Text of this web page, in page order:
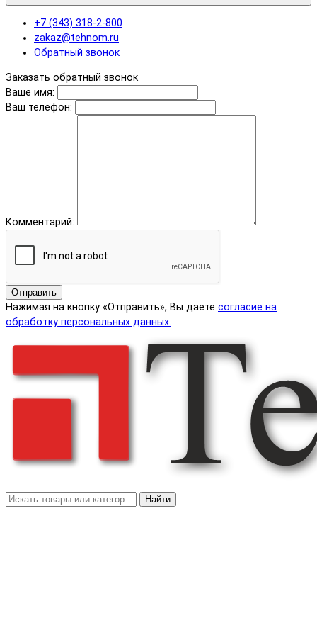
+7 (343) 318-2-800
zakaz@tehnom.ru
Обратный звонок
Заказать обратный звонок
Ваше имя:
Ваш телефон:
Комментарий:
Отправить
Нажимая на кнопку «Отправить», Вы даете согласие на
обработку персональных данных.
Найти